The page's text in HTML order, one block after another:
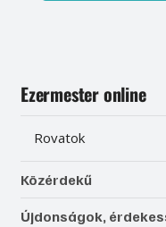
Ezermester online
Rovatok
Közérdekű
Újdonságok,